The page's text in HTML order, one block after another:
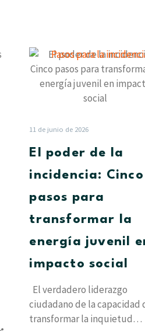
El
poder
de
la
para
transformar
energía
juvenil
impacto
social
11 de junio de 2026
El poder de la
incidencia: Cinco
pasos para
transformar la
energía juvenil
impacto social
El verdadero liderazgo
ciudadano de la capacidad
transformar la inquietud